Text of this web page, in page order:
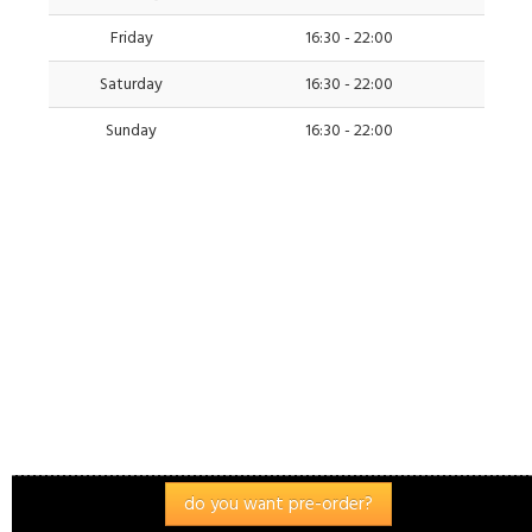
french dressing (extra) +1.72 $
italian dressing (extra) +1.72 $
Friday
16:30 - 22:00
Saturday
16:30 - 22:00
Sunday
16:30 - 22:00